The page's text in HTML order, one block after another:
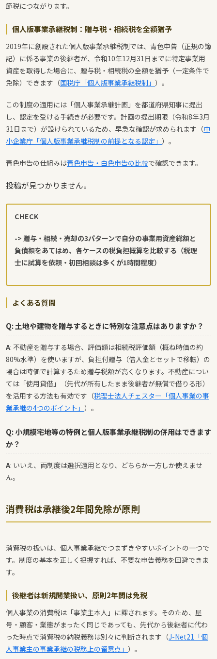
節税につながります。
個人版事業承継税制：贈与税・相続税を全額猶予
2019年に創設された個人版事業承継税制では、青色申告（正規の簿
記）に係る事業の後継者が、令和10年12月31日までに特定事業用
資産を取得した場合に、贈与税・相続税の全額を猶予（一定条件で
免除）できます（国税庁「個人版事業承継税制」 ）。
この制度の適用には「個人事業承継計画」を都道府県知事に提出
し、認定を受ける手続きが必要です。計画の提出期限（令和8年3月
31日まで）が設けられているため、早急な確認が求められます（中
小企業庁「個人版事業承継税制の前提となる認定」 ）。
青色申告の仕組みは青色申告・白色申告の比較で確認できます。
投稿が見つかりません。
CHECK
-> 贈与・相続・売却の3パターンで自分の事業用資産総額と
負債額をあてはめ、各ケースの税負担概算を比較する（税理
士に試算を依頼・初回相談は多くが1時間程度）
よくある質問
Q: 土地や建物を贈与するときに特別な注意点はありますか？
A: 不動産を贈与する場合、評価額は相続税評価額（概ね時価の約
80%水準）を使いますが、負担付贈与（借入金とセットで移転）の
場合は時価で計算するため贈与税額が高くなります。不動産につい
ては「使用貸借」（先代が所有したまま後継者が無償で借りる形）
を活用する方法も有効です（税理士法人チェスター「個人事業の事
業承継の4つのポイント」 ）。
Q: 小規模宅地等の特例と個人版事業承継税制の併用はできます
か？
A: いいえ、両制度は選択適用となり、どちらか一方しか使えませ
ん。
消費税は承継後2年間免除が原則
消費税の扱いは、個人事業承継でつまずきやすいポイントの一つで
す。制度の基本を正しく把握すれば、不要な申告義務を回避できま
す。
後継者は新規開業扱い、原則2年間は免税
個人事業の消費税は「事業主本人」に課されます。そのため、屋
号・顧客・業態がまったく同じであっても、先代から後継者に代わ
った時点で消費税の納税義務は別々に判断されます（J-Net21「個
人事業主の事業承継の税務上の留意点」 ）。